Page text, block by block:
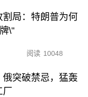
割局：特朗普为何
\"
阅读 10048
俄突破禁忌，猛轰